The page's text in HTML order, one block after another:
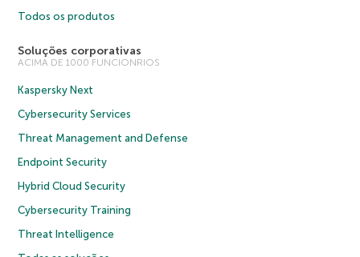
Todos os produtos
Soluções corporativas
ACIMA DE 1000 FUNCIONRIOS
Kaspersky Next
Cybersecurity Services
Threat Management and Defense
Endpoint Security
Hybrid Cloud Security
Cybersecurity Training
Threat Intelligence